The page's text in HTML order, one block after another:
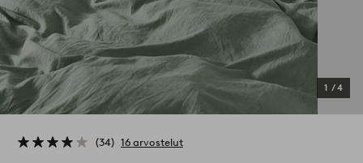
1 /4
34 16 arvostelut